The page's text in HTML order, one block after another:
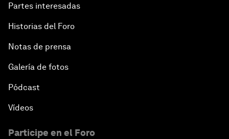
Partes interesadas
Historias del Foro
Notas de prensa
Galería de fotos
Pódcast
Vídeos
Participe en el Foro